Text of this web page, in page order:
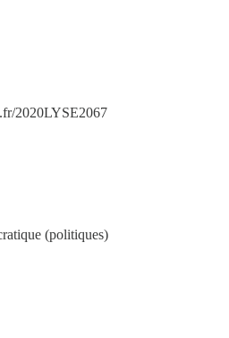
2020LYSE2067
(politiques)